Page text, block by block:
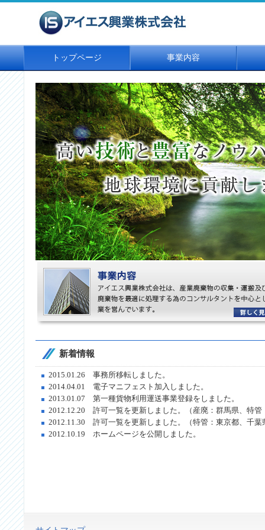
トップページ 事業内容
新着情報
2015.01.26 事務所移転しました。
2014.04.01 電子マニフェスト加入しました。
2013.01.07 第一種貨物利用運送事業登録をしました。
2012.12.20 許可一覧を更新しました。（産廃：群馬県、特管
2012.11.30 許可一覧を更新しました。（特管：東京都、千葉
2012.10.19 ホームページを公開しました。